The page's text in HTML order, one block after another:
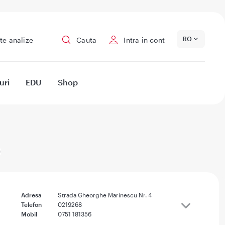
analize Cauta Intra in cont RO
EDU Shop
Adresa
Strada Gheorghe Marinescu Nr. 4
Telefon
0219268
Mobil
0751 181356